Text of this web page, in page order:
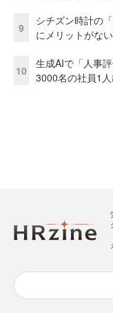
9
シチズン時計の
にメリットがな
10
生成AIで「人事
3000名の社員1